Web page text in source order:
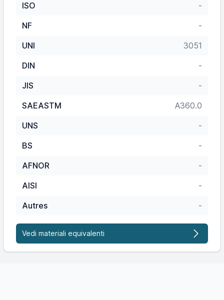
ISO
-
NF
-
UNI
3051
DIN
-
JIS
-
SAEASTM
A360.0
UNS
-
BS
-
AFNOR
-
AISI
-
Autres
-
Vedi materiali equivalenti